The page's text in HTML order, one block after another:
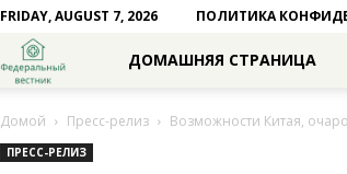
FRIDAY, AUGUST 7, 2026 ПОЛИТИКА
Федеральный
вестник
ДОМАШНЯЯ СТРАНИЦА
Домой Пресс-релиз Возможности Китая,
ПРЕСС-РЕЛИЗ